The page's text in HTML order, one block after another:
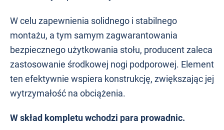
W celu zapewnienia solidnego i stabilnego
montażu, a tym samym zagwarantowania
bezpiecznego użytkowania stołu, producent zaleca
zastosowanie środkowej nogi podporowej. Element
ten efektywnie wspiera konstrukcję, zwiększając jej
wytrzymałość na obciążenia.
W skład kompletu wchodzi para prowadnic.